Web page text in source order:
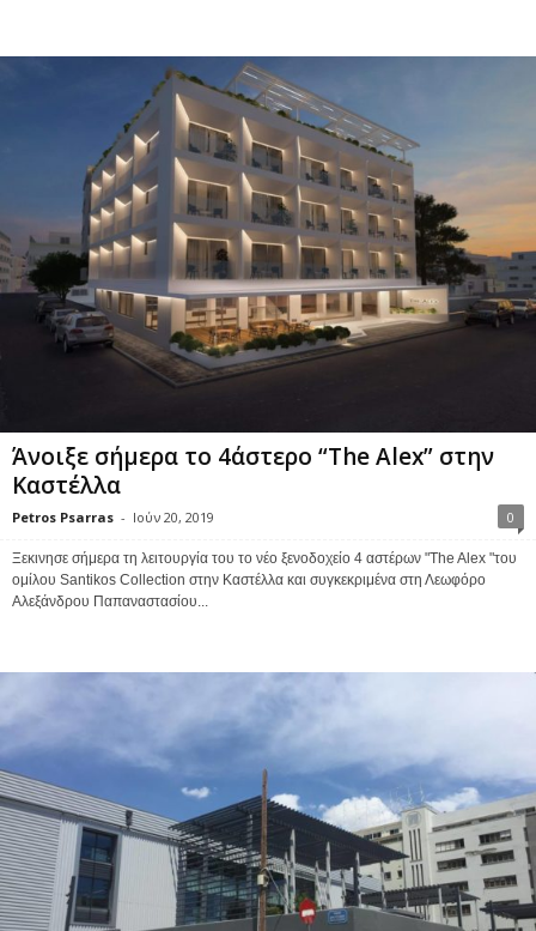
Άνοιξε σήμερα το 4άστερο “The Alex” στην
Καστέλλα
Petros Psarras - Ιούν 20, 2019 0
Ξεκινησε σήμερα τη λειτουργία του το νέο ξενοδοχείο 4 αστέρων "The Alex "του
ομίλου Santikos Collection στην Καστέλλα και συγκεκριμένα στη Λεωφόρο
Αλεξάνδρου Παπαναστασίου...